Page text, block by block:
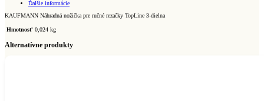
Ďalšie informácie
KAUFMANN Náhradná nožička pre ručné rezačky TopLine 3-dielna
Hmotnosť 0,024 kg
Alternatívne produkty